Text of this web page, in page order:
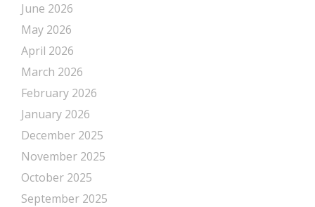
June 2026
May 2026
April 2026
March 2026
February 2026
January 2026
December 2025
November 2025
October 2025
September 2025